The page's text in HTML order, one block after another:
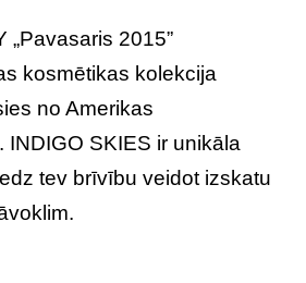
„Pavasaris 2015”
kosmētikas kolekcija
no Amerikas
INDIGO SKIES ir unikāla
tev brīvību veidot izskatu